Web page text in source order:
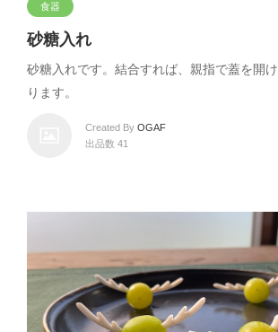
食器
砂糖入れ
砂糖入れです。結合すれば、親指で蓋を開
ります。
Created By OGAF
出品数 41